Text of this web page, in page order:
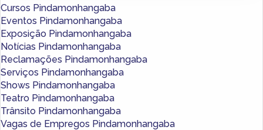
Cursos Pindamonhangaba
Eventos Pindamonhangaba
Exposição Pindamonhangaba
Notícias Pindamonhangaba
Reclamações Pindamonhangaba
Serviços Pindamonhangaba
Shows Pindamonhangaba
Teatro Pindamonhangaba
Trânsito Pindamonhangaba
Vagas de Empregos Pindamonhangaba